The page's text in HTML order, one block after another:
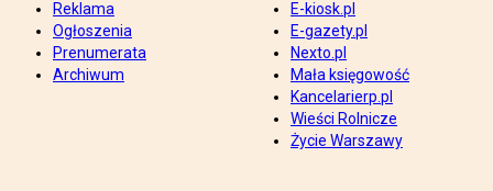
Reklama
Ogłoszenia
Prenumerata
Archiwum
E-kiosk.pl
E-gazety.pl
Nexto.pl
Mała księgowość
Kancelarierp.pl
Wieści Rolnicze
Życie Warszawy